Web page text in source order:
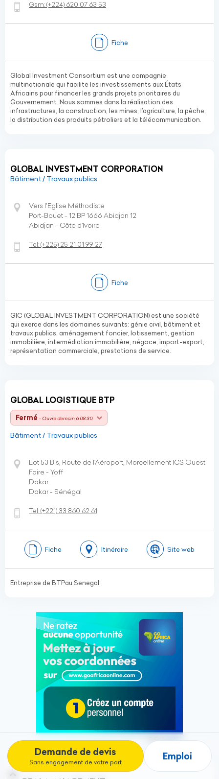
Demande de devis
Sans engagement de votre part
Emploi
Gsm:(+224) 620 07 63 53
Fiche
Global Investment Consortium est une compagnie
multinationale qui facilite les investissements aux États
Africains pour financer les grands projets prioritaires du
Gouvernement. Nous sommes dans la réalisation des
infrastructures, la construction, les mines, l’agriculture, la pêche,
la distribution des produits pétroliers et la télécommunication.
GLOBAL INVESTMENT CORPORATION
Bâtiment / Travaux publics
Vers l'Eglise Méthodiste
Port-Bouet - 12 BP 1666 Abidjan 12
Abidjan - Côte d’Ivoire
Tel:(+225) 25 21 01 99 27
Fiche
GIC (GLOBAL INVESTMENT CORPORATION) est une société
qui exerce dans les domaines suivants: génie civil, bâtiment et
travaux publics, aménagement foncier, lotissement, gestion
immobilière, intermédiation immobilière, négoce, import-export,
représentation commerciale, prestations de service.
GLOBAL LOGISTIQUE BTP
Fermé - Ouvre demain à 08:30
Bâtiment / Travaux publics
Lot 53 Bis, Route de l’Aéroport, Morcellement ICS Ouest
Foire - Yoff
Dakar
Dakar - Sénégal
Tel:(+221) 33 860 62 61
Fiche Itinéraire Site web
Entreprise de BTPau Senegal.